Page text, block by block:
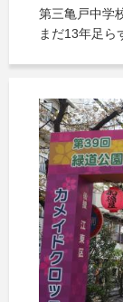
第三亀戸中学
まだ13年足ら